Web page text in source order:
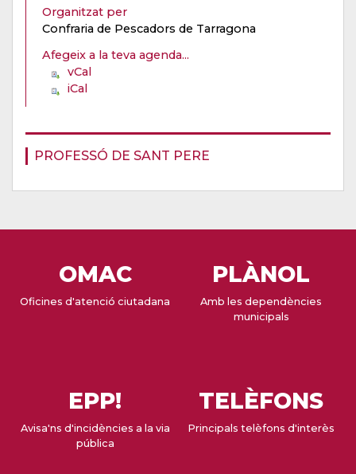
PROFESSÓ DE SANT PERE
Organitzat per
Confraria de Pescadors de Tarragona
Afegeix a la teva agenda...
vCal
iCal
OMAC
Oficines d'atenció ciutadana
PLÀNOL
Amb les dependències
municipals
EPP!
Avisa'ns d'incidències a la via
pública
TELÈFONS
Principals telèfons d'interès